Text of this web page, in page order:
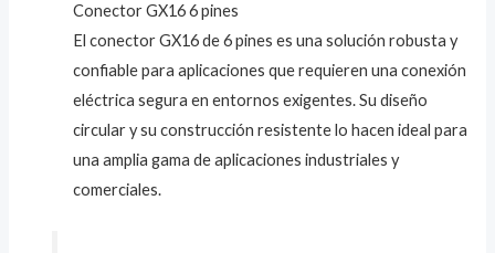
Conector GX16 6 pines
El conector GX16 de 6 pines es una solución robusta y
confiable para aplicaciones que requieren una conexión
eléctrica segura en entornos exigentes. Su diseño
circular y su construcción resistente lo hacen ideal para
una amplia gama de aplicaciones industriales y
comerciales.